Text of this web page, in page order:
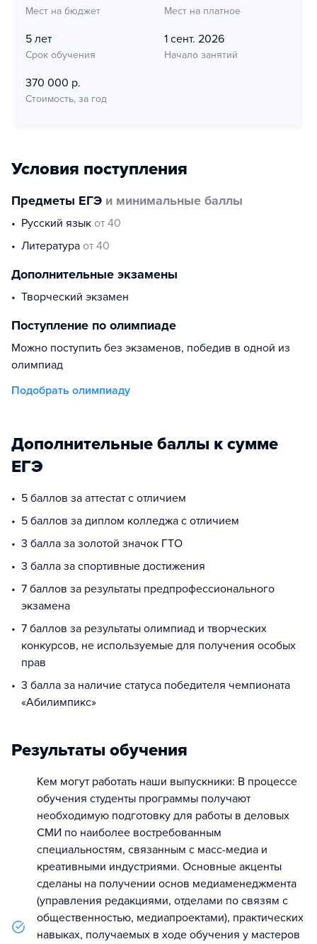
Мест на бюджет Мест на платное
5 лет
Срок обучения
1 сент. 2026
Начало занятий
370 000 р.
Стоимость, за год
Условия поступления
Предметы ЕГЭ и минимальные баллы
русский язык от 40
литература от 40
Дополнительные экзамены
творческий экзамен
Поступление по олимпиаде
Можно поступить без экзаменов, победив в одной из
олимпиад
Подобрать олимпиаду
Дополнительные баллы к сумме
ЕГЭ
5 баллов за аттестат с отличием
5 баллов за диплом колледжа с отличием
3 балла за золотой значок ГТО
3 балла за спортивные достижения
7 баллов за результаты предпрофессионального
экзамена
7 баллов за результаты олимпиад и творческих
конкурсов, не используемые для получения особых
прав
3 балла за наличие статуса победителя чемпионата
«Абилимпикс»
Результаты обучения
Кем могут работать наши выпускники: В процессе
обучения студенты программы получают
необходимую подготовку для работы в деловых
СМИ по наиболее востребованным
специальностям, связанным с масс-медиа и
креативными индустриями. Основные акценты
сделаны на получении основ медиаменеджмента
(управления редакциями, отделами по связям с
общественностью, медиапроектами), практических
навыках, получаемых в ходе обучения у мастеров